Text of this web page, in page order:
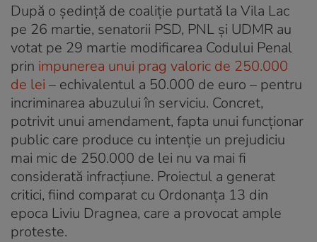
După o ședință de coaliție purtată la Vila Lac
pe 26 martie, senatorii PSD, PNL și UDMR au
votat pe 29 martie modificarea Codului Penal
prin impunerea unui prag valoric de 250.000
de lei – echivalentul a 50.000 de euro – pentru
incriminarea abuzului în serviciu. Concret,
potrivit unui amendament, fapta unui funcționar
public care produce cu intenție un prejudiciu
mai mic de 250.000 de lei nu va mai fi
considerată infracțiune. Proiectul a generat
critici, fiind comparat cu Ordonanţa 13 din
epoca Liviu Dragnea, care a provocat ample
proteste.